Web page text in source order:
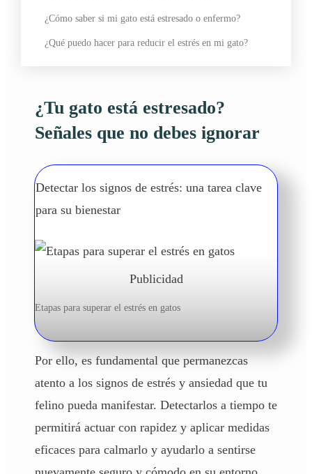
¿Cómo saber si mi gato está estresado o enfermo?
¿Qué puedo hacer para reducir el estrés en mi gato?
¿Tu gato está estresado?
Señales que no debes ignorar
Detectar los signos de estrés: una tarea clave
para su bienestar
Publicidad
Etapas para superar el estrés en gatos
Por ello, es fundamental que permanezcas
atento a los signos de estrés y ansiedad que tu
felino pueda manifestar. Detectarlos a tiempo te
permitirá actuar con rapidez y aplicar medidas
eficaces para calmarlo y ayudarlo a sentirse